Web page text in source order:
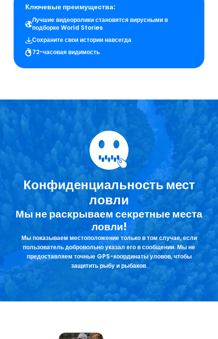
Ключевые преимущества:
Лучшие видеоролики становятся вирусными в
подборке World Stories
Сохраните свои истории навсегда
72-часовая видимость
Конфиденциальность мест
ловли
Мы не раскрываем секретные места
ловли!
Мы показываем местоположение только в том случае, если
пользователь добровольно указал его в сообщении. Мы не
предоставляем точные GPS-координаты уловов, чтобы
защитить рыбу и рыбаков.